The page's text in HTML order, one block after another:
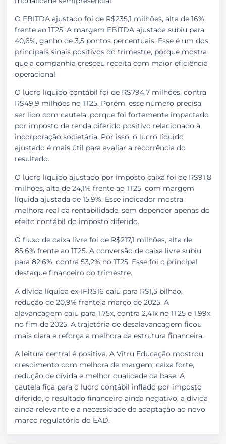
O EBITDA ajustado foi de R$235,1 milhões, alta de 16%
frente ao 1T25. A margem EBITDA ajustada subiu para
40,6%, ganho de 3,5 pontos percentuais. Esse é um dos
principais sinais positivos do trimestre, porque mostra
que a companhia cresceu receita com maior eficiência
operacional.
O lucro líquido contábil foi de R$794,7 milhões, contra
R$49,9 milhões no 1T25. Porém, esse número precisa
ser lido com cautela, porque foi fortemente impactado
por imposto de renda diferido positivo relacionado à
incorporação societária. Por isso, o lucro líquido
ajustado é mais útil para avaliar a recorrência do
resultado.
O lucro líquido ajustado por imposto caixa foi de R$91,8
milhões, alta de 24,1% frente ao 1T25, com margem
líquida ajustada de 15,9%. Esse indicador mostra
melhora real da rentabilidade, sem depender apenas do
efeito contábil do imposto diferido.
O fluxo de caixa livre foi de R$217,1 milhões, alta de
85,6% frente ao 1T25. A conversão de caixa livre subiu
para 82,6%, contra 53,2% no 1T25. Esse foi o principal
destaque financeiro do trimestre.
A dívida líquida ex-IFRS16 caiu para R$1,5 bilhão,
redução de 20,9% frente a março de 2025. A
alavancagem caiu para 1,75x, contra 2,41x no 1T25 e 1,99x
no fim de 2025. A trajetória de desalavancagem ficou
mais clara e reforça a melhora da estrutura financeira.
A leitura central é positiva. A Vitru Educação mostrou
crescimento com melhora de margem, caixa forte,
redução de dívida e melhor qualidade da base. A
cautela fica para o lucro contábil inflado por imposto
diferido, o resultado financeiro ainda negativo, a dívida
ainda relevante e a necessidade de adaptação ao novo
marco regulatório do EAD.